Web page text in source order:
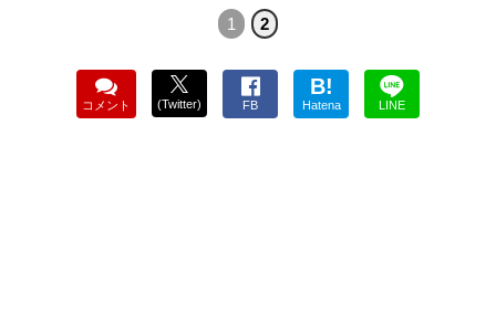
1 2
コメント (Twitter) FB
B!
Hatena LINE